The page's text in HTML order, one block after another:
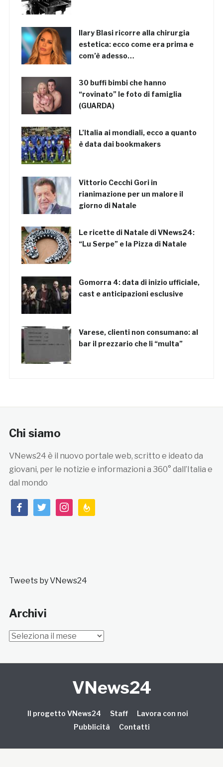
Ilary Blasi ricorre alla chirurgia
estetica: ecco come era prima e
com’è adesso…
30 buffi bimbi che hanno
“rovinato” le foto di famiglia
(GUARDA)
L’Italia ai mondiali, ecco a quanto
è data dai bookmakers
Vittorio Cecchi Gori in
rianimazione per un malore il
giorno di Natale
Le ricette di Natale di VNews24:
“Lu Serpe” e la Pizza di Natale
Gomorra 4: data di inizio ufficiale,
cast e anticipazioni esclusive
Varese, clienti non consumano: al
bar il prezzario che li “multa”
Chi siamo
VNews24 è il nuovo portale web, scritto e ideato da
giovani, per le notizie e informazioni a 360° dall’Italia e
dal mondo
facebooktwitterinstagramfeedburner
Tweets by VNews24
Archivi
Archivi
VNews24
Il progetto VNews24 Staff
Lavora con noi
Pubblicità
Contatti